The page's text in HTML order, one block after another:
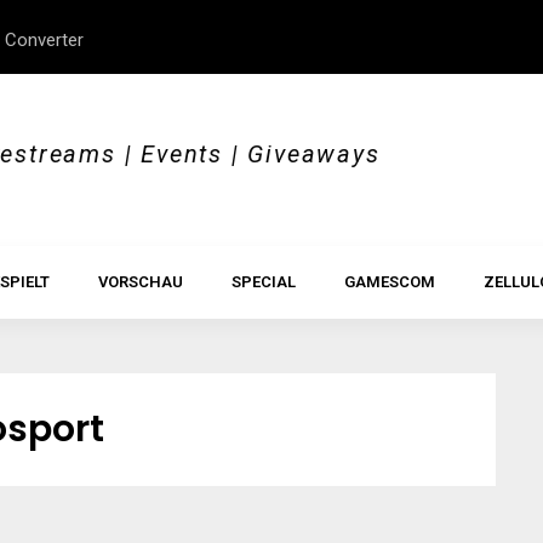
ConverterBeyond Borders
| Events | Giveaways
VORSCHAU SPECIAL GAMESCOM